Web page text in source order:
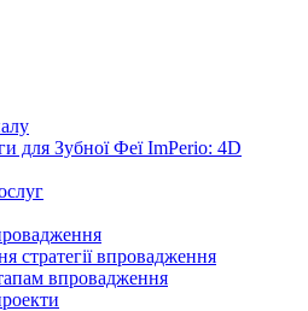
для Зубної Феї ImPerio: 4D
стратегії впровадження
впровадження